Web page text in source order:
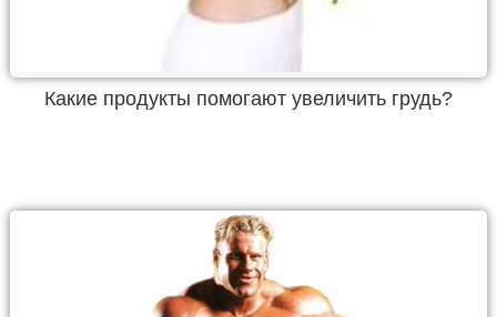
Какие продукты помогают увеличить грудь?